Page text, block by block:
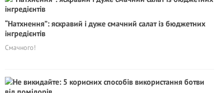
“Натхнення”: яскравий і дуже смачний салат із бюджетних
інгредієнтів
Смачного!